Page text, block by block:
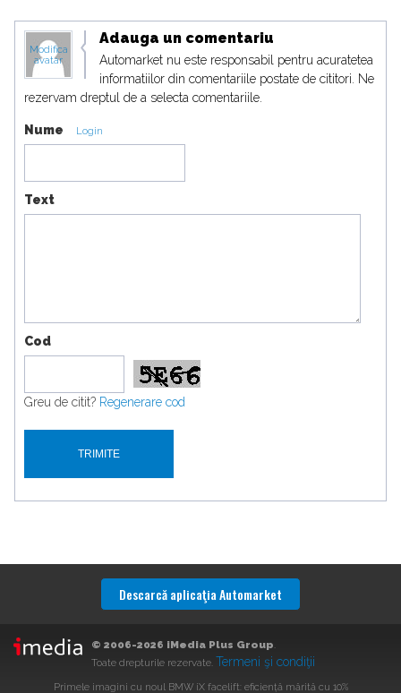
Modifica
avatar
Adauga un comentariu
Automarket nu este responsabil pentru acuratetea
informatiilor din comentariile postate de cititori. Ne
rezervam dreptul de a selecta comentariile.
Nume Login
Text
Cod
Greu de citit? Regenerare cod
Descarcă aplicaţia Automarket
© 2006-2026 iMedia Plus Group.
Toate drepturile rezervate. Termeni şi condiţii
Primele imagini cu noul BMW iX facelift: eficiență mărită cu 10%